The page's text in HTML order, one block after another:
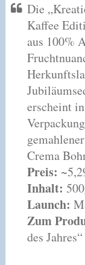
Die
Kaffee
aus 100%
erscheint
Crema
Preis:
Inhalt:
Launch:
Zum
des Jahres“